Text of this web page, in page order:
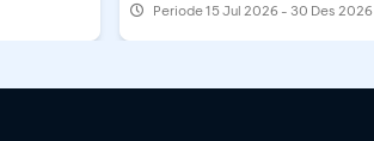
Periode15 Jul 2026 - 30 Des 2026